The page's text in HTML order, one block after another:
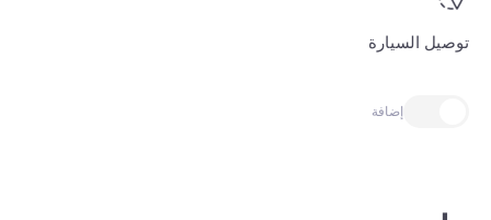
توصيل السيارة
إضافة